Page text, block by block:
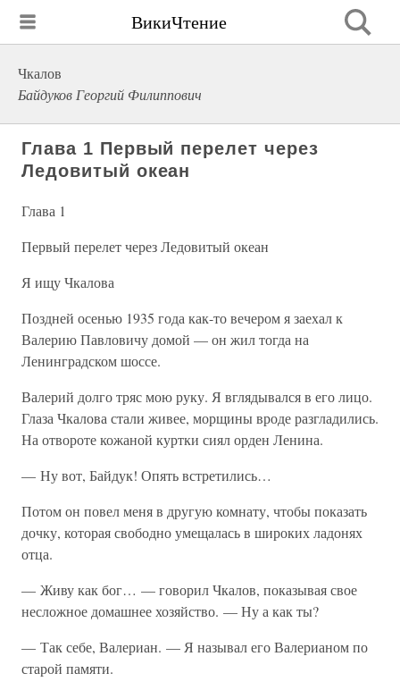
ВикиЧтение
Чкалов
Байдуков Георгий Филиппович
Глава 1 Первый перелет через
Ледовитый океан
Глава 1
Первый перелет через Ледовитый океан
Я ищу Чкалова
Поздней осенью 1935 года как-то вечером я заехал к
Валерию Павловичу домой — он жил тогда на
Ленинградском шоссе.
Валерий долго тряс мою руку. Я вглядывался в его лицо.
Глаза Чкалова стали живее, морщины вроде разгладились.
На отвороте кожаной куртки сиял орден Ленина.
— Ну вот, Байдук! Опять встретились…
Потом он повел меня в другую комнату, чтобы показать
дочку, которая свободно умещалась в широких ладонях
отца.
— Живу как бог… — говорил Чкалов, показывая свое
несложное домашнее хозяйство. — Ну а как ты?
— Так себе, Валериан. — Я называл его Валерианом по
старой памяти.